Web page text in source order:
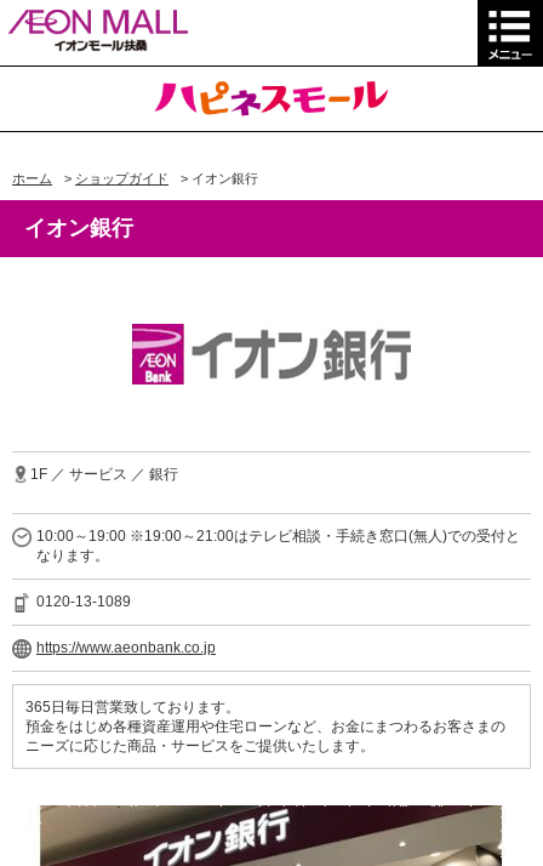
ホーム > ショップガイド > イオン銀行
イオン銀行
1F ／ サービス ／ 銀行
10:00～19:00 ※19:00～21:00はテレビ相談・手続き窓口(無人)での受付と
なります。
0120-13-1089
https://www.aeonbank.co.jp
365日毎日営業致しております。
預金をはじめ各種資産運用や住宅ローンなど、お金にまつわるお客さまの
ニーズに応じた商品・サービスをご提供いたします。